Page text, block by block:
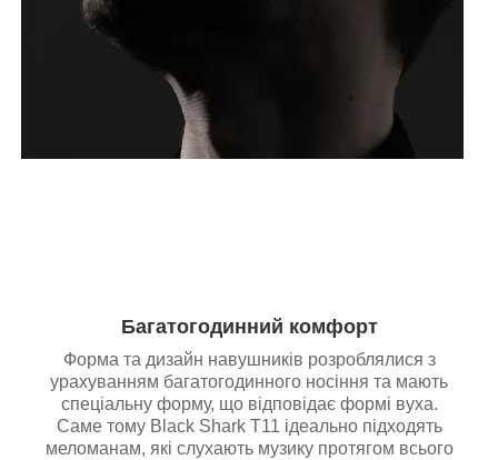
Багатогодинний комфорт
Форма та дизайн навушників розроблялися з
урахуванням багатогодинного носіння та мають
спеціальну форму, що відповідає формі вуха.
Саме тому Black Shark T11 ідеально підходять
меломанам, які слухають музику протягом всього